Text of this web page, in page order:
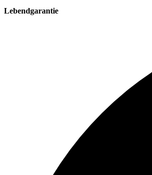
Lebendgarantie